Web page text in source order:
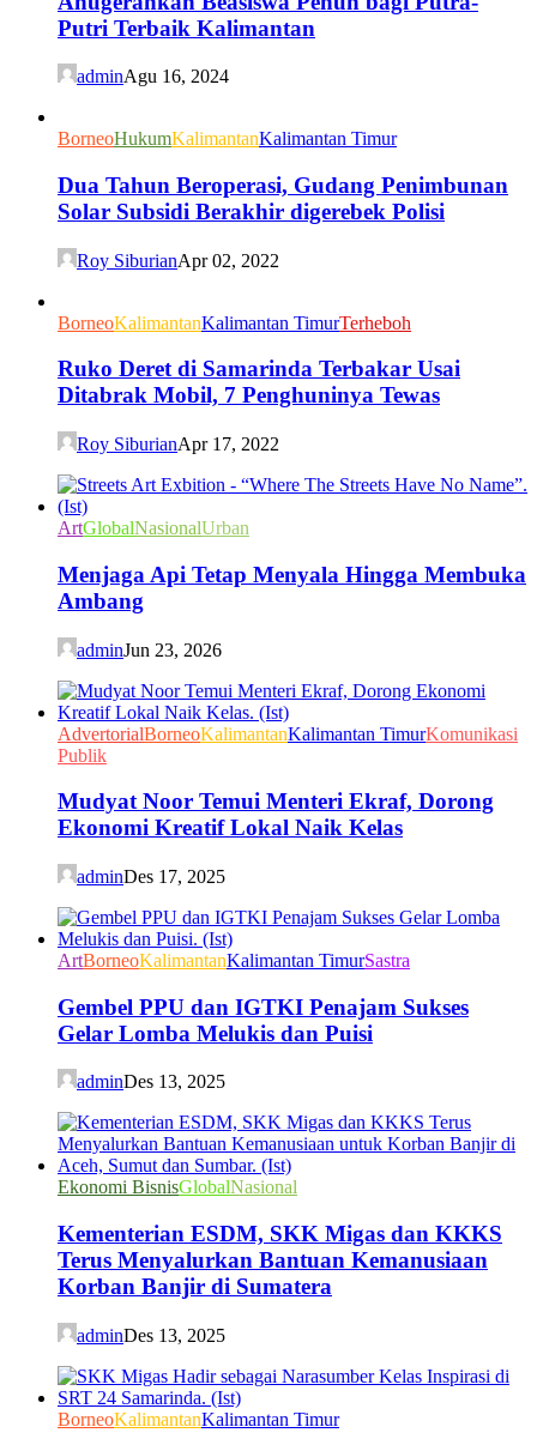
Putri Terbaik Kalimantan
adminAgu 16, 2024
BorneoHukumKalimantanKalimantan Timur
Dua Tahun Beroperasi, Gudang Penimbunan
Solar Subsidi Berakhir digerebek Polisi
Roy SiburianApr 02, 2022
BorneoKalimantanKalimantan TimurTerheboh
Ruko Deret di Samarinda Terbakar Usai
Ditabrak Mobil, 7 Penghuninya Tewas
Roy SiburianApr 17, 2022
ArtGlobalNasionalUrban
Menjaga Api Tetap Menyala Hingga Membuka
Ambang
adminJun 23, 2026
AdvertorialBorneoKalimantanKalimantan TimurKomunikasi
Publik
Mudyat Noor Temui Menteri Ekraf, Dorong
Ekonomi Kreatif Lokal Naik Kelas
adminDes 17, 2025
ArtBorneoKalimantanKalimantan TimurSastra
Gembel PPU dan IGTKI Penajam Sukses
Gelar Lomba Melukis dan Puisi
adminDes 13, 2025
Ekonomi BisnisGlobalNasional
Kementerian ESDM, SKK Migas dan KKKS
Terus Menyalurkan Bantuan Kemanusiaan
Korban Banjir di Sumatera
adminDes 13, 2025
BorneoKalimantanKalimantan Timur